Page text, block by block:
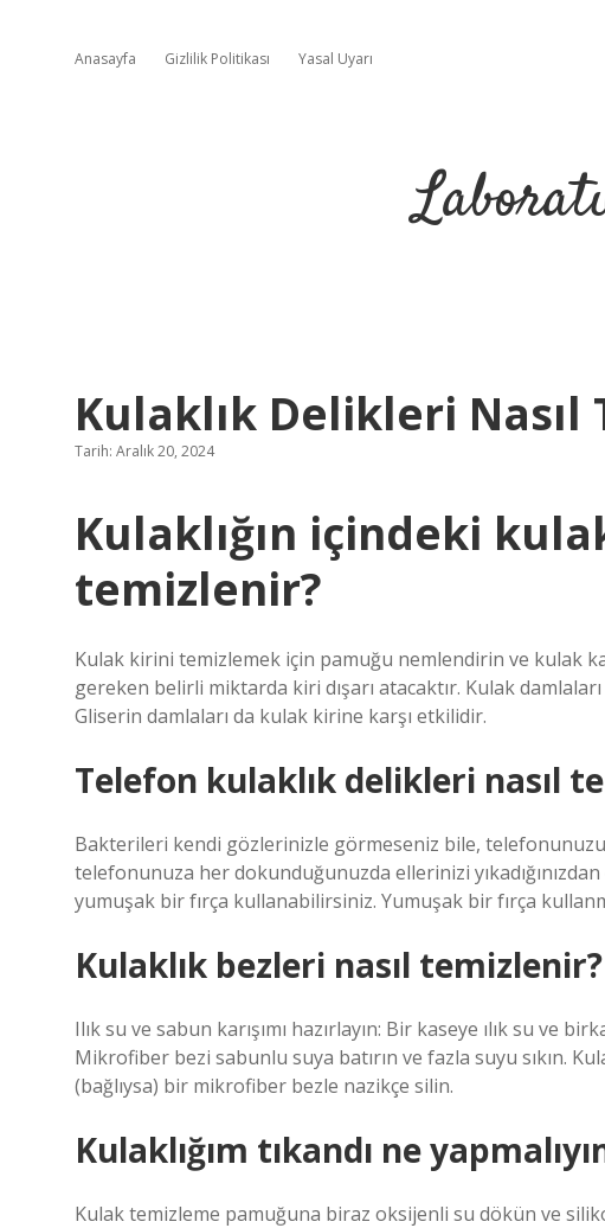
Anasayfa Gizlilik Politikası Yasal Uyarı
Kulaklık Delikleri Nasıl
Tarih: Aralık 20, 2024
Kulaklığın içindeki
temizlenir?
Kulak kirini temizlemek için pamuğu nemlendirin ve kulak
gereken belirli miktarda kiri dışarı atacaktır. Kulak
Gliserin damlaları da kulak kirine karşı etkilidir.
Telefon kulaklık delikleri nasıl
Bakterileri kendi gözlerinizle görmeseniz bile,
telefonunuza her dokunduğunuzda ellerinizi
yumuşak bir fırça kullanabilirsiniz. Yumuşak bir fırça
Kulaklık bezleri nasıl temizlenir?
Ilık su ve sabun karışımı hazırlayın: Bir kaseye ılık su ve
Mikrofiber bezi sabunlu suya batırın ve fazla suyu sıkın.
(bağlıysa) bir mikrofiber bezle nazikçe silin.
Kulaklığım tıkandı ne
Kulak temizleme pamuğuna biraz oksijenli su dökün ve